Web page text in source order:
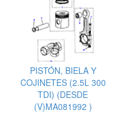
PISTÓN, BIELA Y
COJINETES (2.5L 300
TDI) (DESDE
(V)MA081992 )